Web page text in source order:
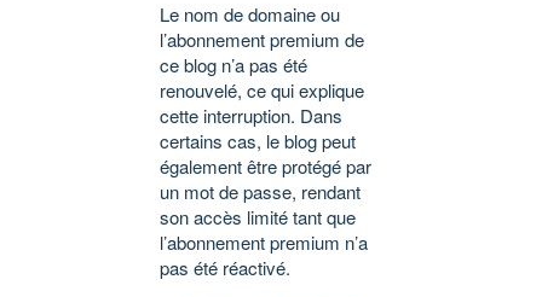
Le nom de domaine ou
l’abonnement premium de
ce blog n’a pas été
renouvelé, ce qui explique
cette interruption. Dans
certains cas, le blog peut
également être protégé par
un mot de passe, rendant
son accès limité tant que
l’abonnement premium n’a
pas été réactivé.